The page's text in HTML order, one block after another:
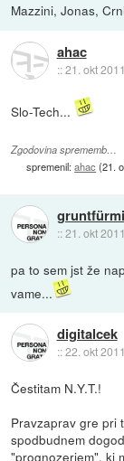
Mazzini, Jonas,
ahac
::21. okt
Slo-Tech...
Zgodovina sprememb…
spremenil:ahac (21.
::21. okt
pa to sem jst že
vame...
digitalcek
::22. okt
Čestitam N.Y.T.!
Pravzaprav gre pri
spodbudnem
"prognozerjem", ki